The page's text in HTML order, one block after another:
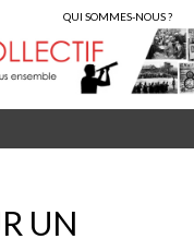
QUI SOMMES-NOUS ?
UN